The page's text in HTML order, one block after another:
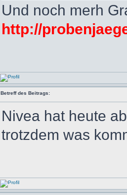
Und noch merh
http://
Betreff des Beitrags:
Nivea hat heute
trotzdem was